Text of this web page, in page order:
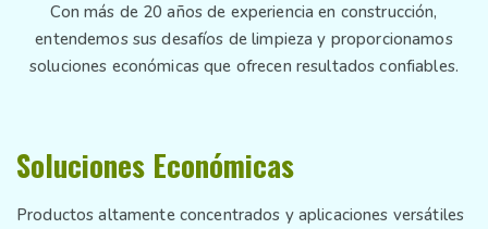
Con más de 20 años de experiencia en construcción,
entendemos sus desafíos de limpieza y proporcionamos
soluciones económicas que ofrecen resultados confiables.
Soluciones Económicas
Productos altamente concentrados y aplicaciones versátiles